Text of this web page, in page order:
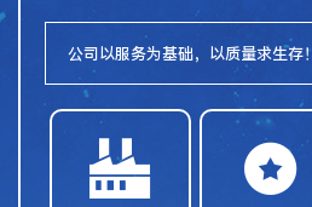
公司以服务为基础，以质量求生存
 